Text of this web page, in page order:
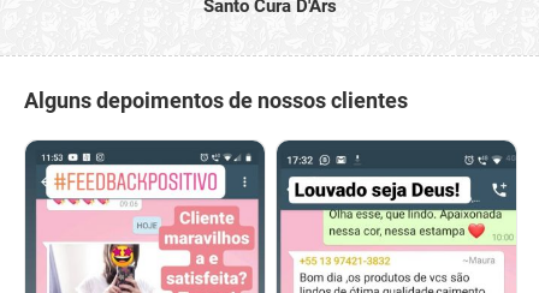
Santo Cura D'Ars
Alguns depoimentos de nossos clientes